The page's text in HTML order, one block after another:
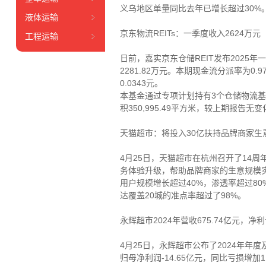
义乌地区单量同比去年已增长超过30%
京东物流REITs：一季度收入2624万元
日前，嘉实京东仓储REIT发布2025年
2281.82万元。本期现金流分派率为
0.0343元。
本基金通过专项计划持有3个仓储物流
积350,995.49平方米，较上期报告无变
天猫超市：将投入30亿扶持品牌商家生
4月25日，天猫超市在杭州召开了14周
务体验升级，帮助品牌商家的生意规
用户规模增长超过40%，渗透率超过
达覆盖20城的准点率超过了98%。
永辉超市2024年营收675.74亿元，净
4月25日，永辉超市公布了2024年年度
归母净利润-14.65亿元，同比亏损增加
液体运输
工程运输